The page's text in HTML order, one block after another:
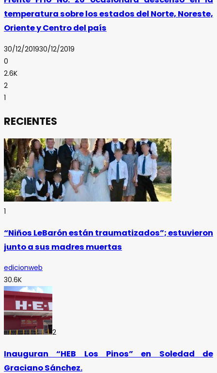
temperatura sobre los estados del Norte, Noreste,
Oriente y Centro del país
30/12/201930/12/2019
0
2.6K
2
1
RECIENTES
1
“Niños LeBarón están traumatizados”; estuvieron
junto a sus madres muertas
edicionweb
30.6K
2
Inauguran “HEB Los Pinos” en Soledad de
Graciano Sánchez.